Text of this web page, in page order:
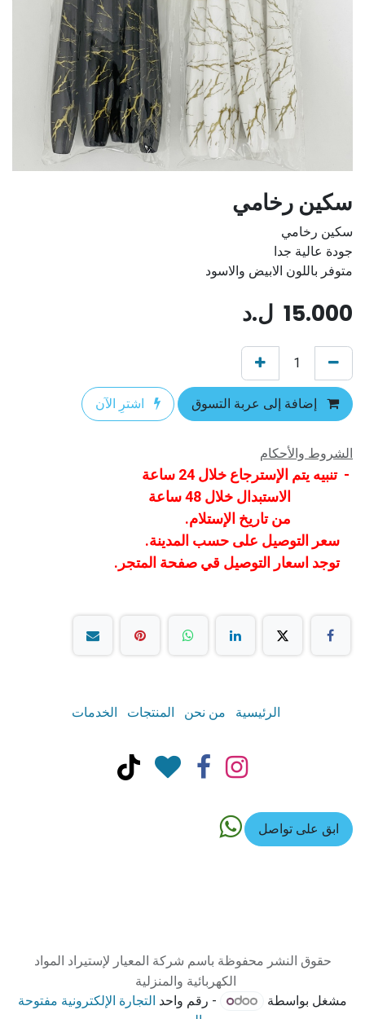
سكين رخامي
سكين رخامي
جودة عالية جدا
متوفر باللون الابيض والاسود
15.000 ل.د
إضافة إلى عربة التسوق اشترِ الآن
الشروط والأحكام
- تنبيه يتم الإسترجاع خلال 24 ساعة
الاستبدال خلال 48 ساعة
من تاريخ الإستلام.
سعر التوصيل على حسب المدينة.
توجد اسعار التوصيل قي صفحة المتجر.
الرئيسية من نحن المنتجات الخدمات
ابق على تواصل
حقوق النشر محفوظة باسم شركة المعيار لإستيراد المواد
الكهربائية والمنزلية
مشغل بواسطة
- رقم واحد التجارة الإلكترونية مفتوحة